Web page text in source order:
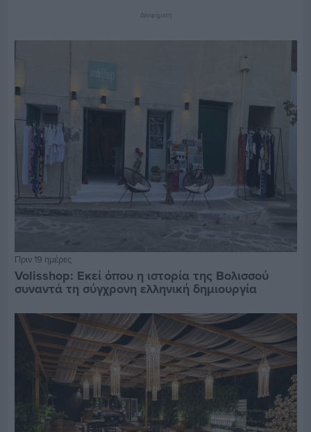
Διαφήμιση
Πριν 19 ημέρες
Volisshop: Εκεί όπου η ιστορία της Βολισσού
συναντά τη σύγχρονη ελληνική δημιουργία